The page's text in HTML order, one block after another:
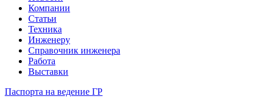
Компании
Статьи
Техника
Инженеру
Справочник инженера
Работа
Выставки
Паспорта на ведение ГР